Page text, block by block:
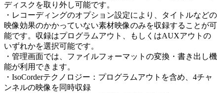
ディスクを取り外し可能です。
・レコーディングのオプション設定により、タイトルなどの
映像効果のかかっていない素材映像のみを収録することが可
能です。収録はプログラムアウト、もしくはAUXアウトの
いずれかを選択可能です。
・管理画面では、ファイルフォーマットの変換・書き出し機
能が利用できます。
・IsoCorderテクノロジー：プログラムアウトを含め、4チャ
ンネルの映像を同時収録